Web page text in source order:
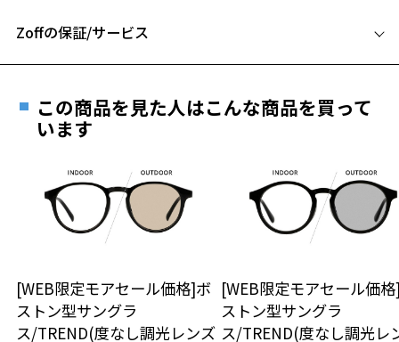
お気に入り
お気に入りに追加済です。
お気に入りリストはこちら
象）
【JOURNAL STANDARD relume】（ジャーナル スタンダード レリュー
“ just feeling ”
Relume は背伸びをしない「ちょうどよい」大人のファッションを提
と先を行くトレンドを
「relume らしく」独自に解釈したアイテムなどを提案します。メン
ズ・レディス・ユニセックスと、
全ての大人に楽しんで貰えるように豊富なラインナップを取り揃えて
Zoff | relume JOURNAL STANDARD 2026 特設ページをみる
B ブリッジ(鼻部分)の横幅：18mm
お持ちのZoffメガネサイズを確認するには？
フレームとレンズの合計料金を知りたい方へ
Zoffの保証/サービス
Zoffならではの安心サポート
安心1 フレーム１年間品質保証
商品不良により生じた破損等の不具合は、お渡し
日または発送日より１年間修理又は交換させて頂
※保証期間内に交換が行われた場合、保証期間は初期の期間から
延長されません。
この商品を見た人はこんな商品を買って
います
[WEB限定モアセール価格]ボ
ストン型サングラ
ス/TREND(度なし調光レンズ
[WEB限定モアセール価
ストン型サングラ
ス/TREND(度なし調光レ